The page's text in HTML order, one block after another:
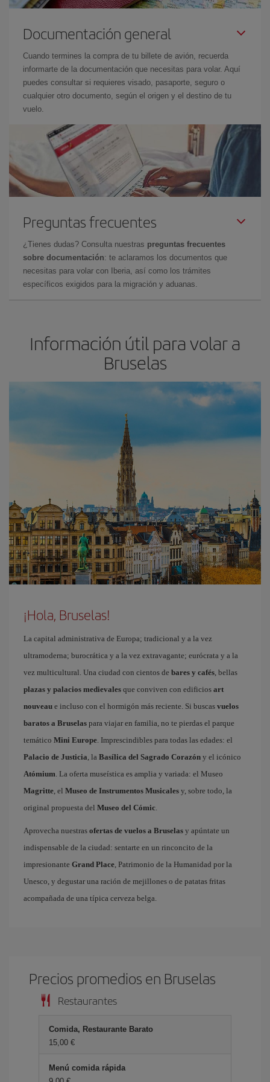
Documentación general
Cuando termines la compra de tu billete de avión, recuerda
informarte de la documentación que necesitas para volar. Aquí
puedes consultar si requieres visado, pasaporte, seguro o
cualquier otro documento, según el origen y el destino de tu
vuelo.
Preguntas frecuentes
¿Tienes dudas? Consulta nuestras preguntas frecuentes
sobre documentación: te aclaramos los documentos que
necesitas para volar con Iberia, así como los trámites
específicos exigidos para la migración y aduanas.
Información útil para volar a
Bruselas
¡Hola, Bruselas!
La capital administrativa de Europa; tradicional y a la vez
ultramoderna; burocrática y a la vez extravagante; eurócrata y a la
vez multicultural. Una ciudad con cientos de bares y cafés, bellas
plazas y palacios medievales que conviven con edificios art
nouveau e incluso con el hormigón más reciente. Si buscas vuelos
baratos a Bruselas para viajar en familia, no te pierdas el parque
temático Mini Europe. Imprescindibles para todas las edades: el
Palacio de Justicia, la Basílica del Sagrado Corazón y el icónico
Atómium. La oferta museística es amplia y variada: el Museo
Magritte, el Museo de Instrumentos Musicales y, sobre todo, la
original propuesta del Museo del Cómic.
Aprovecha nuestras ofertas de vuelos a Bruselas y apúntate un
indispensable de la ciudad: sentarte en un rinconcito de la
impresionante Grand Place, Patrimonio de la Humanidad por la
Unesco, y degustar una ración de mejillones o de patatas fritas
acompañada de una típica cerveza belga.
Precios promedios en Bruselas
Restaurantes
Comida, Restaurante Barato
15,00 €
Menú comida rápida